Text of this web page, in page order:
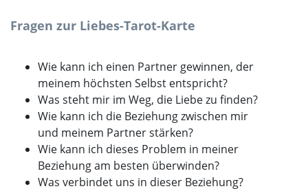
Fragen zur Liebes-Tarot-Karte
Wie kann ich einen Partner gewinnen, der
meinem höchsten Selbst entspricht?
Was steht mir im Weg, die Liebe zu finden?
Wie kann ich die Beziehung zwischen mir
und meinem Partner stärken?
Wie kann ich dieses Problem in meiner
Beziehung am besten überwinden?
Was verbindet uns in dieser Beziehung?